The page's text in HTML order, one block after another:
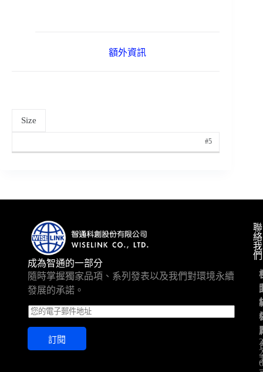
額外資訊
Size
#5
成為智通的一部分
隨時掌握獨家品項、系列發表以及我們對環境永續
發展的承諾。
E
m
a
l
訂閱
聯
絡
我
們